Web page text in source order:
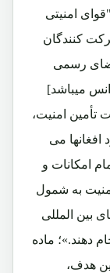
امنیتی
کنندگان
[مقصدهمان 22 نفراعضای رسمی
میباشد]
تأمین امنیت،
می
امکانات و
به شمول
بین المللی
دهند.»؛ ماده
هدف،